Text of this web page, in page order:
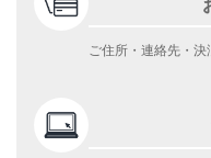
ご住所・連絡先・決